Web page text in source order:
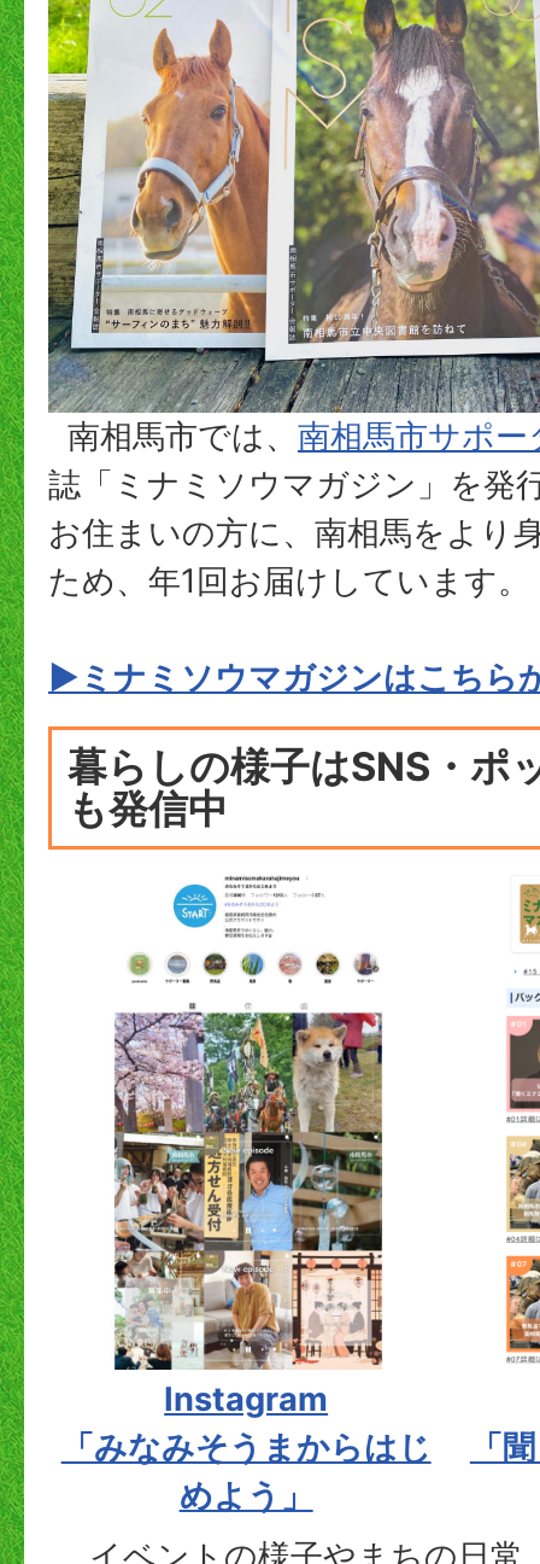
南相馬市では、 南相馬市サポー
誌「ミナミソウマガジン」を発
お住まいの方に、南相馬をより
ため、年1回お届けしています。
▶ミナミソウマガジンはこちら
暮らしの様子はSNS・ポ
も発信中
Instagram
「みなみそうまからはじ
めよう」
「
イベントの様子やまちの日常